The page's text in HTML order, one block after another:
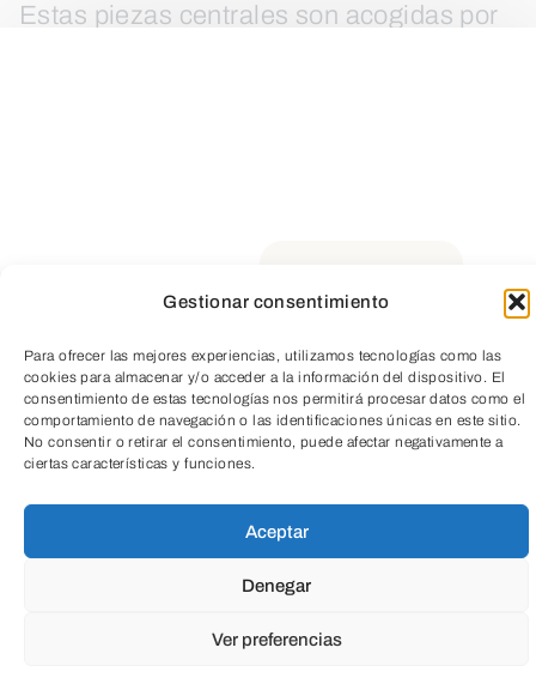
Gestionar consentimiento
Para ofrecer las mejores experiencias, utilizamos tecnologías como las
cookies para almacenar y/o acceder a la información del dispositivo. El
consentimiento de estas tecnologías nos permitirá procesar datos como el
comportamiento de navegación o las identificaciones únicas en este sitio.
No consentir o retirar el consentimiento, puede afectar negativamente a
ciertas características y funciones.
Aceptar
Denegar
Ver preferencias
TeleEntradas
Estas piezas centrales son acogidas por
escena se tratase.
Esto en cuanto al aspecto formal se
refiere; en cuanto al conceptual, el
número tres vuelve a hacerse presente
en el título, Baga Biga Higa, tomado de
una canción infantil tradicional vasca
basada en un juego de números y